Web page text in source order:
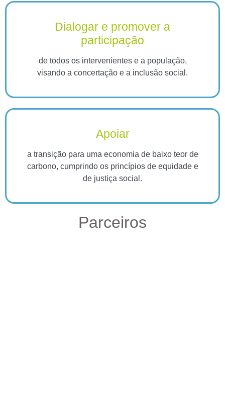
Dialogar e promover a
participação
de todos os intervenientes e a população,
visando a concertação e a inclusão social.
Apoiar
a transição para uma economia de baixo teor de
carbono, cumprindo os princípios de equidade e
de justiça social.
Parceiros